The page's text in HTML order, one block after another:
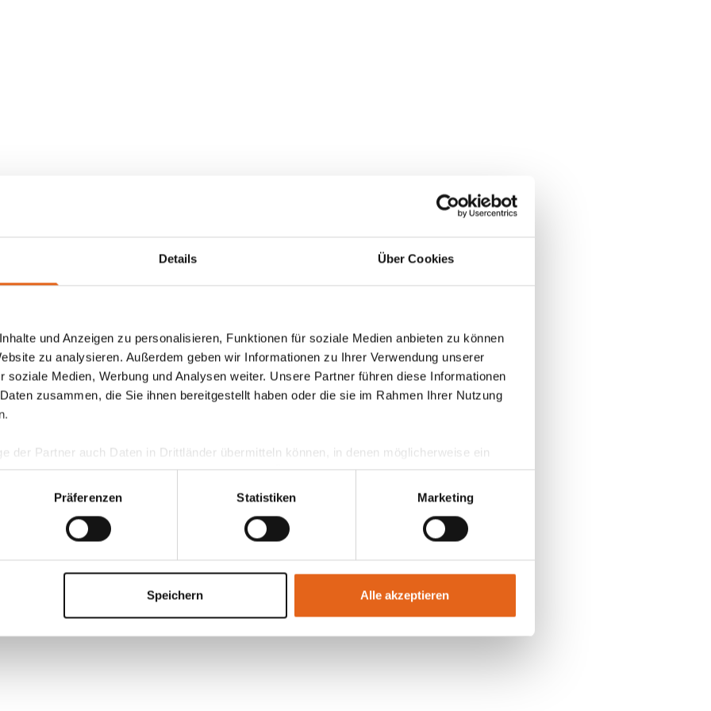
Details Über Cookies
und Anzeigen zu personalisieren, Funktionen für soziale Medien anbieten zu können
zu analysieren. Außerdem geben wir Informationen zu Ihrer Verwendung unserer
soziale Medien, Werbung und Analysen weiter. Unsere Partner führen diese Informationen
zusammen, die Sie ihnen bereitgestellt haben oder die sie im Rahmen Ihrer Nutzung
der Partner auch Daten in Drittländer übermitteln können, in denen möglicherweise ein
als in der EU. Wir stellen sicher, dass die Übermittlung Ihrer Daten in
Datenschutzgesetzen erfolgt und geeignete Schutzmaßnahmen getroffen werden.
Cookies, wenn Sie unsere Webseite weiterhin nutzen.
Präferenzen Statistiken Marketing
Speichern Alle akzeptieren